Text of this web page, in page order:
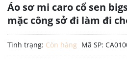
Áo sơ mi caro cổ sen
mặc công sở đi làm đi
Tình trạng: Còn hàng Mã SP: